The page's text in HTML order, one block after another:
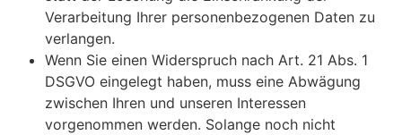
Verarbeitung Ihrer personenbezogenen Daten zu
verlangen.
Wenn Sie einen Widerspruch nach Art. 21 Abs. 1
DSGVO eingelegt haben, muss eine Abwägung
zwischen Ihren und unseren Interessen
vorgenommen werden. Solange noch nicht